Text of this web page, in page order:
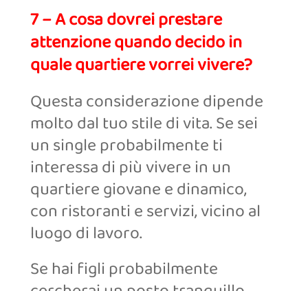
7 – A cosa dovrei prestare
attenzione quando decido in
quale quartiere vorrei vivere?
Questa considerazione dipende
molto dal tuo stile di vita. Se sei
un single probabilmente ti
interessa di più vivere in un
quartiere giovane e dinamico,
con ristoranti e servizi, vicino al
luogo di lavoro.
Se hai figli probabilmente